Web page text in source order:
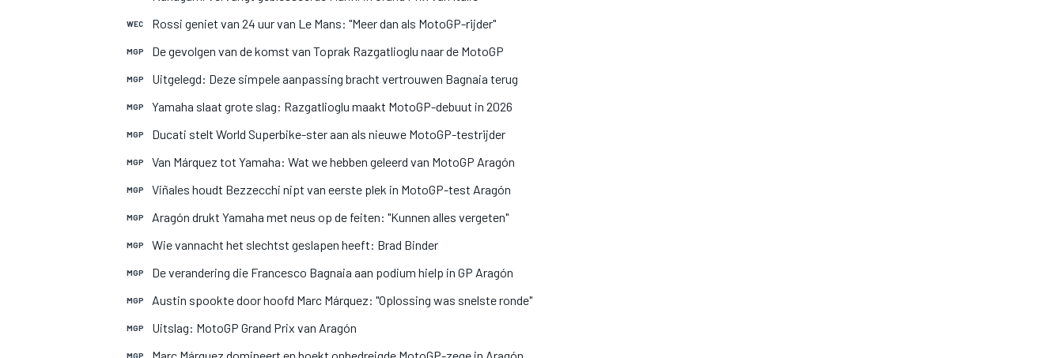
WEC Rossi geniet van 24 uur van Le Mans: "Meer dan als MotoGP-rijder"
MGP De gevolgen van de komst van Toprak Razgatlioglu naar de MotoGP
MGP Uitgelegd: Deze simpele aanpassing bracht vertrouwen Bagnaia terug
MGP Yamaha slaat grote slag: Razgatlioglu maakt MotoGP-debuut in 2026
MGP Ducati stelt World Superbike-ster aan als nieuwe MotoGP-testrijder
MGP Van Márquez tot Yamaha: Wat we hebben geleerd van MotoGP Aragón
MGP Viñales houdt Bezzecchi nipt van eerste plek in MotoGP-test Aragón
MGP Aragón drukt Yamaha met neus op de feiten: "Kunnen alles vergeten"
MGP Wie vannacht het slechtst geslapen heeft: Brad Binder
MGP De verandering die Francesco Bagnaia aan podium hielp in GP Aragón
MGP Austin spookte door hoofd Marc Márquez: "Oplossing was snelste ronde"
MGP Uitslag: MotoGP Grand Prix van Aragón
MGP